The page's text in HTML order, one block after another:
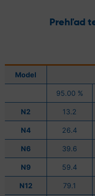
Prehľad
Model
95.00 %
N2 13.2
N4 26.4
N6 39.6
N9 59.4
N12 79.1